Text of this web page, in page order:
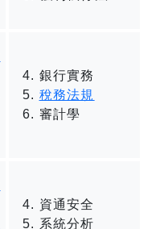
銀行實務
稅務法規
審計學
資通安全
系統分析